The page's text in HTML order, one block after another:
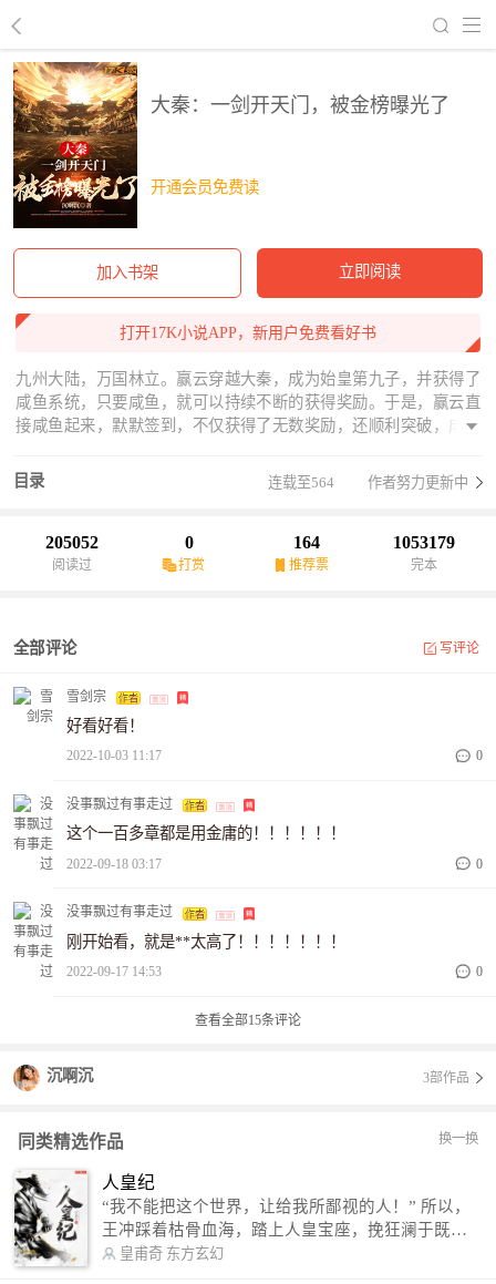
大秦：一剑开天门，被金榜曝光了
开通会员免费读
加入书架 立即阅读
打开17K小说APP，新用户免费看好书
九州大陆，万国林立。赢云穿越大秦，成为始皇第九子，并获得了
咸鱼系统，只要咸鱼，就可以持续不断的获得奖励。于是，赢云直
接咸鱼起来，默默签到，不仅获得了无数奖励，还顺利突破，成了
只见，大漠之中，赢云一剑开天门，入陆地神仙，屠数十万军，举
世震惊！帝释天：“什么？这世界上还有比我更强的人？！”孤独求
战！”……紧接着，天道神兵榜、天军榜等相继曝光。神兵榜第一，
圣剑轩辕，属大秦九皇子赢云！天军榜第一，大雪龙骑，属大秦九
目录 连载至564 作者努力更新中
205052
阅读过
0
打赏
164
推荐票
1053179
完本
全部评论 写评论
雪剑宗
好看好看！
2022-10-03 11:17 0
没事飘过有事走过
这个一百多章都是用金庸的！！！！！！
2022-09-18 03:17 0
没事飘过有事走过
刚开始看，就是**太高了！！！！！！！
2022-09-17 14:53 0
查看全部15条评论
沉啊沉 3部作品
同类精选作品 换一换
人皇纪
“我不能把这个世界，让给我所鄙视的人！” 所以，
王冲踩着枯骨血海，踏上人皇宝座，挽狂澜于既
倒，扶大厦之将倾，成就了一段无上的传说！ 微信
皇甫奇 东方玄幻